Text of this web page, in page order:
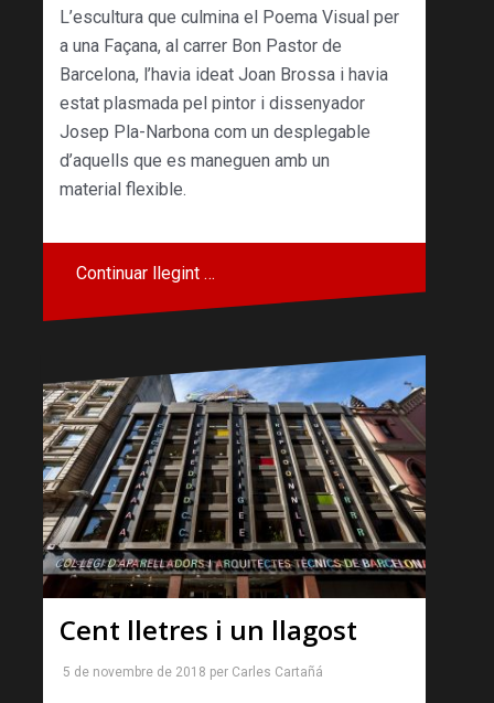
L’escultura que culmina el Poema Visual per
a una Façana, al carrer Bon Pastor de
Barcelona, l’havia ideat Joan Brossa i havia
estat plasmada pel pintor i dissenyador
Josep Pla-Narbona com un desplegable
d’aquells que es maneguen amb un
material flexible.
Continuar llegint …
Cent lletres i un llagost
5 de novembre de 2018 per Carles Cartañá